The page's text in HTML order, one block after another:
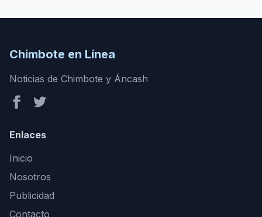
Chimbote en Línea
Noticias de Chimbote y Áncash
Enlaces
Inicio
Nosotros
Publicidad
Contacto